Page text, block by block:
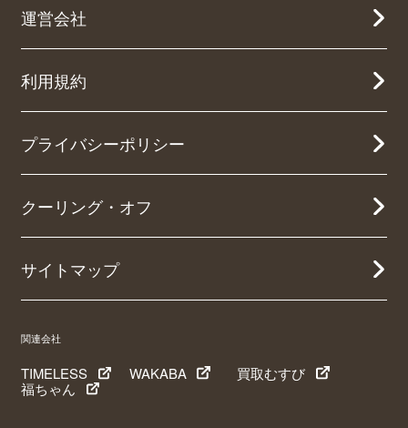
運営会社
利用規約
プライバシーポリシー
クーリング・オフ
サイトマップ
関連会社
TIMELESS WAKABA
買取むすび
福ちゃん